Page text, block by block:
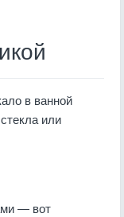
в ванной
или
— вот